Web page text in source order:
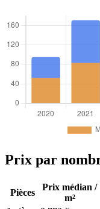
Prix par
Pièces
Prix médian /
m²